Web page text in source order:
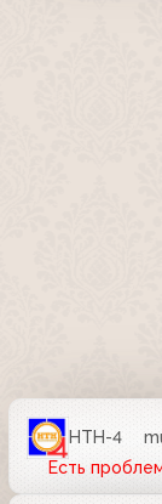
НТН-4
Есть